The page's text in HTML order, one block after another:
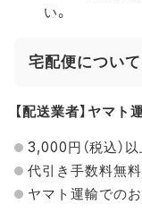
い。
宅配便について
【配送業者】ヤマト
3,000円（税込）
代引き手数料無
ヤマト運輸での